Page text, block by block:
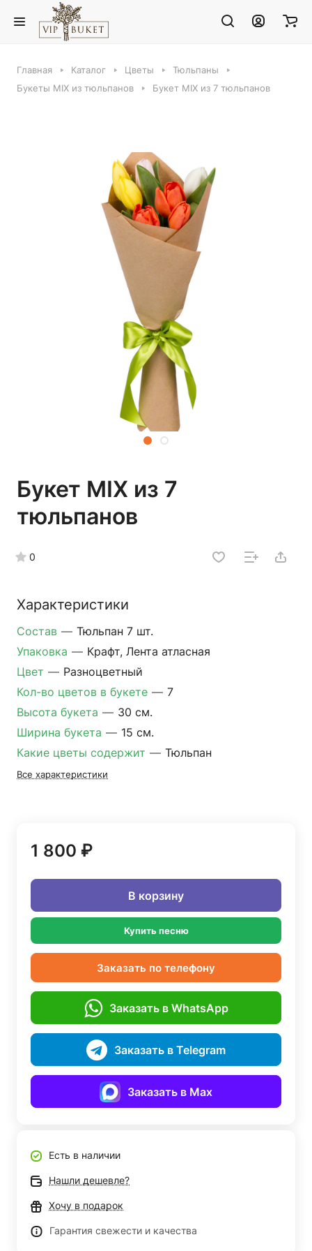
Главная Каталог Цветы
Тюльпаны
Букеты MIX из тюльпанов
Букет MIX из 7 тюльпанов
Букет MIX из 7
тюльпанов
0
Характеристики
Состав — Тюльпан 7 шт.
Упаковка — Крафт, Лента атласная
Цвет — Разноцветный
Кол-во цветов в букете — 7
Высота букета — 30 см.
Ширина букета — 15 см.
Какие цветы содержит — Тюльпан
Все характеристики
1 800 ₽
В корзину
Купить песню
Заказать по телефону
Заказать в WhatsApp
Заказать в Telegram
Заказать в Max
Есть в наличии
Нашли дешевле?
Хочу в подарок
Гарантия свежести и качества